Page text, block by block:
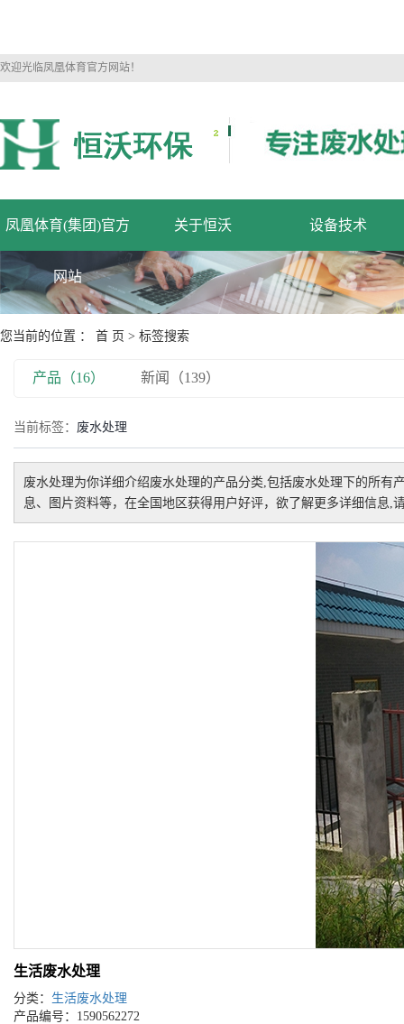
欢迎光临凤凰体育官方网站！
凤凰体育(集团)官方
网站
关于恒沃 设备技术
您当前的位置 ： 首 页 > 标签搜索
产品（16） 新闻（139）
当前标签： 废水处理
废水处理为你详细介绍废水处理的产品分类,包括废水处理 下的所有
息、图片资料等，在全国地区获得用户好评，欲了解更多详细信息,
生活废水处理
分类： 生活废水处理
产品编号：1590562272